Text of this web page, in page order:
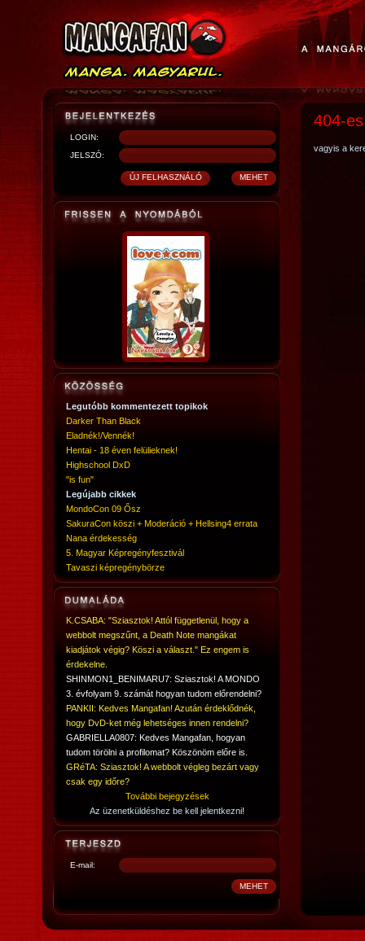
LOGIN:
JELSZÓ:
Legutóbb kommentezett topikok
Darker Than Black
Eladnék!/Vennék!
Hentai - 18 éven felülieknek!
Highschool DxD
"is fun"
Legújabb cikkek
MondoCon 09 Ősz
SakuraCon köszi + Moderáció + Hellsing4 errata
Nana érdekesség
5. Magyar Képregényfesztivál
Tavaszi képregénybörze
K.CSABA: "Sziasztok! Attól függetlenül, hogy a
webbolt megszűnt, a Death Note mangákat
kiadjátok végig? Köszi a választ." Ez engem is
érdekelne.
SHINMON1_BENIMARU7: Sziasztok! A MONDO
3. évfolyam 9. számát hogyan tudom előrendelni?
PANKII: Kedves Mangafan! Azután érdeklődnék,
hogy DvD-ket még lehetséges innen rendelni?
GABRIELLA0807: Kedves Mangafan, hogyan
tudom törölni a profilomat? Köszönöm előre is.
GRéTA: Sziasztok! A webbolt végleg bezárt vagy
csak egy időre?
További bejegyzések
Az üzenetküldéshez be kell jelentkezni!
E-mail:
404-
vagyis a